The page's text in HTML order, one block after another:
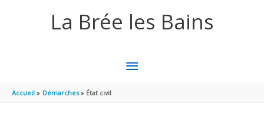
La Brée les Bains
MENU
Accueil Démarches État civil